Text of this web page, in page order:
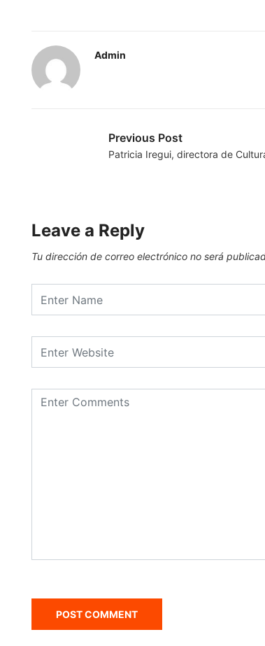
Admin
Previous Post
Patricia Iregui, directora de
Leave a Reply
Tu dirección de correo electrónico no será